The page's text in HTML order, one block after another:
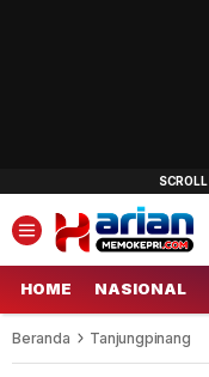
HOME NASIONAL
Beranda Tanjungpinang